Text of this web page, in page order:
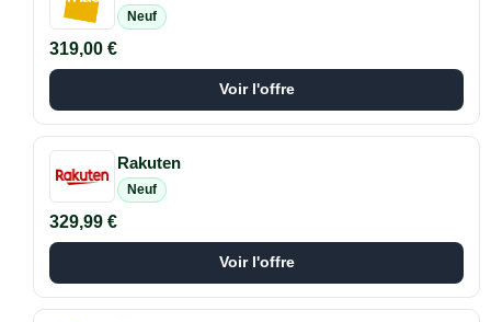
Neuf
319,00 €
Voir l'offre
Rakuten
Neuf
329,99 €
Voir l'offre